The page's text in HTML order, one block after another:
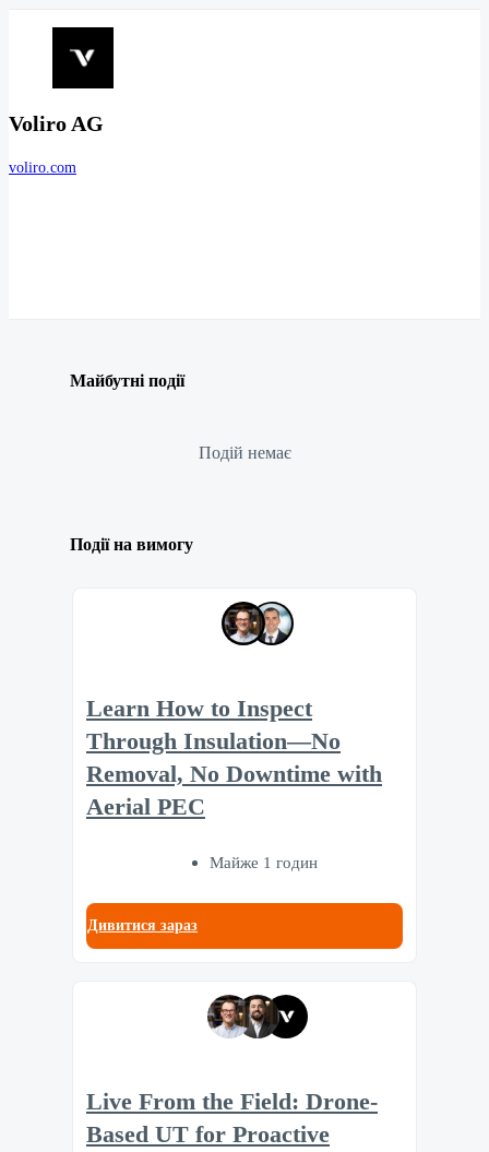
Voliro AG
voliro.com
Майбутні події
Подій немає
Події на вимогу
Learn How to Inspect
Through Insulation—No
Removal, No Downtime with
Aerial PEC
Майже 1 годин
Дивитися зараз
Live From the Field: Drone-
Based UT for Proactive